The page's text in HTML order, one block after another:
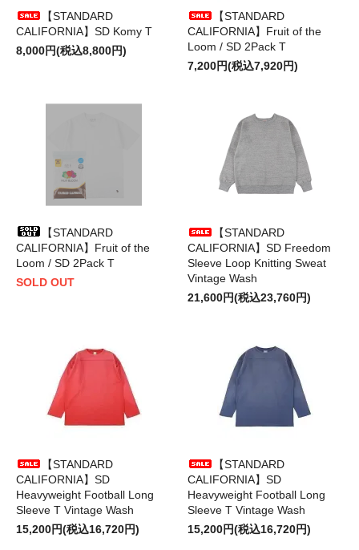
【STANDARD
CALIFORNIA】SD Komy T
8,000円(税込8,800円)
【STANDARD
CALIFORNIA】Fruit of the
Loom / SD 2Pack T
7,200円(税込7,920円)
【STANDARD
CALIFORNIA】Fruit of the
Loom / SD 2Pack T
SOLD OUT
【STANDARD
CALIFORNIA】SD Freedom
Sleeve Loop Knitting Sweat
Vintage Wash
21,600円(税込23,760円)
【STANDARD
CALIFORNIA】SD
Heavyweight Football Long
Sleeve T Vintage Wash
15,200円(税込16,720円)
【STANDARD
CALIFORNIA】SD
Heavyweight Football Long
Sleeve T Vintage Wash
15,200円(税込16,720円)